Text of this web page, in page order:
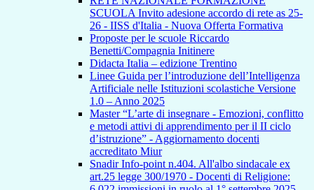
SCUOLA Invito adesione accordo di rete as 25-
26 - IISS d'Italia - Nuova Offerta Formativa
Proposte per le scuole Riccardo
Benetti/Compagnia Initinere
Didacta Italia – edizione Trentino
Linee Guida per l’introduzione dell’Intelligenza
Artificiale nelle Istituzioni scolastiche Versione
1.0 – Anno 2025
Master “L’arte di insegnare - Emozioni, conflitto
e metodi attivi di apprendimento per il II ciclo
d’istruzione” - Aggiornamento docenti
accreditato Miur
Snadir Info-point n.404. All'albo sindacale ex
art.25 legge 300/1970 - Docenti di Religione: